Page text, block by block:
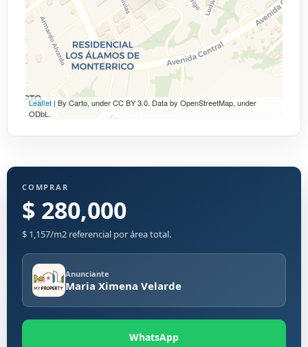
Leaflet | By Carto, under CC BY 3.0. Data by OpenStreetMap, under
ODbL.
COMPRAR
$ 280,000
$ 1,157/m2 referencial por área total.
Anunciante
Maria Ximena Velarde
WhatsApp